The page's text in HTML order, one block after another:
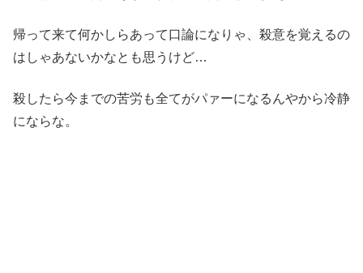
帰って来て何かしらあって口論になりゃ、殺意を覚えるの
はしゃあないかなとも思うけど…
殺したら今までの苦労も全てがパァーになるんやから冷静
にならな。